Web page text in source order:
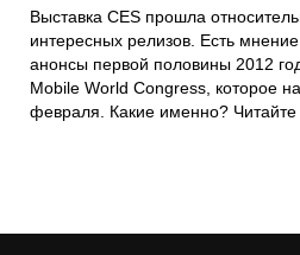
Выставка CES прошла
интересных релизов. Есть
анонсы первой половины 2012
Mobile World Congress, которое
февраля. Какие именно?